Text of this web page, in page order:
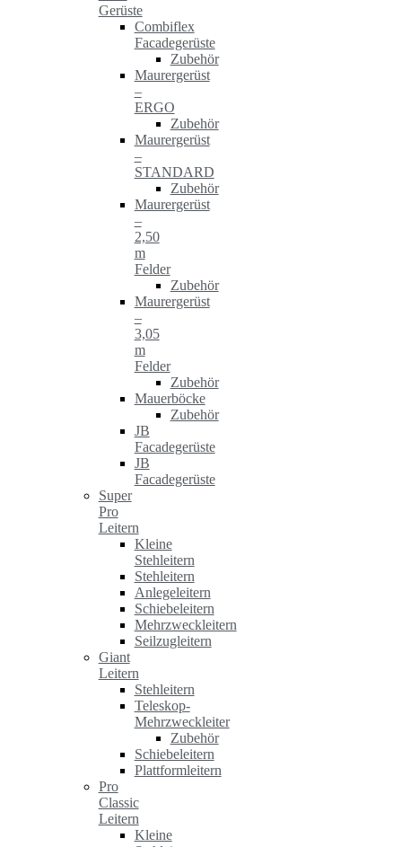
Gerüste
Combiflex
Facadegerüste
Zubehör
Maurergerüst
–
ERGO
Zubehör
Maurergerüst
–
STANDARD
Zubehör
Maurergerüst
–
2,50
m
Felder
Zubehör
Maurergerüst
–
3,05
m
Felder
Zubehör
Mauerböcke
Zubehör
JB
Facadegerüste
JB
Facadegerüste
Super
Pro
Leitern
Kleine
Stehleitern
Stehleitern
Anlegeleitern
Schiebeleitern
Mehrzweckleitern
Seilzugleitern
Giant
Leitern
Stehleitern
Teleskop-
Mehrzweckleiter
Zubehör
Schiebeleitern
Plattformleitern
Pro
Classic
Leitern
Kleine